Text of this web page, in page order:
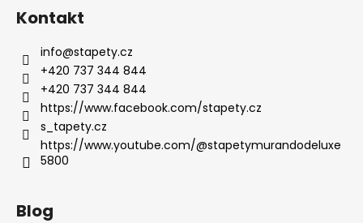
Kontakt
info@stapety.cz
+420 737 344 844
+420 737 344 844
https://www.facebook.com/stapety.cz
s_tapety.cz
https://www.youtube.com/@stapetymurandodeluxe
5800
Blog